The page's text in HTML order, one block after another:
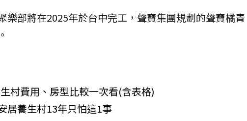
樂部將在2025年於台中完工，聲寶集團規劃的聲寶橘青
村費用、房型比較一次看(含表格)
居養生村13年只怕這1事